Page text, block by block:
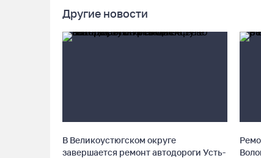
Другие новости
В Великоустюгском округе
завершается ремонт автодороги Усть-